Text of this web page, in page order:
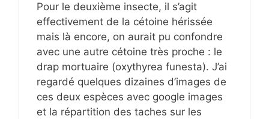
Pour le deuxième insecte, il s’agit
effectivement de la cétoine hérissée
mais là encore, on aurait pu confondre
avec une autre cétoine très proche : le
drap mortuaire (oxythyrea funesta). J’ai
regardé quelques dizaines d’images de
ces deux espèces avec google images
et la répartition des taches sur les